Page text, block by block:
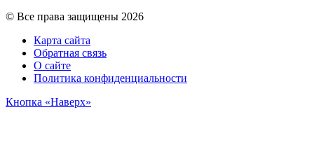
© Все права защищены 2026
Карта сайта
Обратная связь
О сайте
Политика конфиденциальности
Кнопка «Наверх»